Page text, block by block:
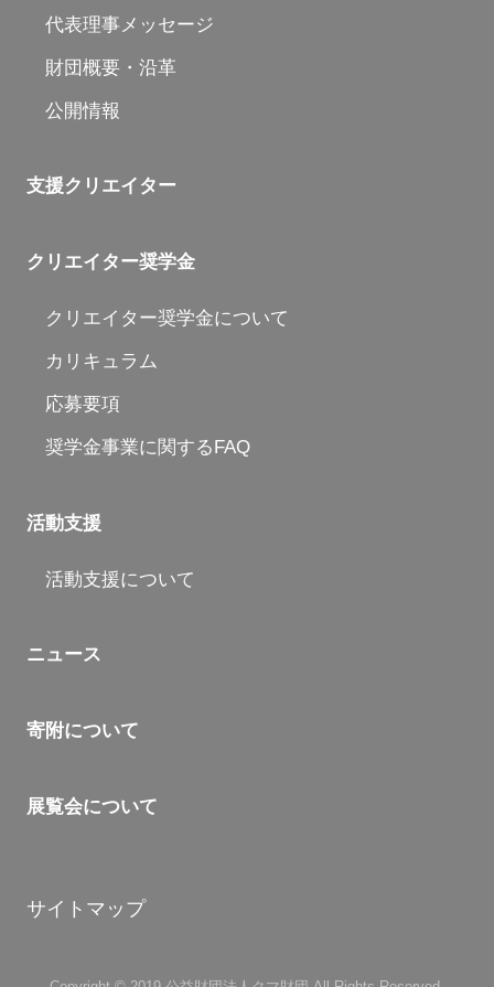
代表理事メッセージ
財団概要・沿革
公開情報
支援クリエイター
クリエイター奨学金
クリエイター奨学金について
カリキュラム
応募要項
奨学金事業に関するFAQ
活動支援
活動支援について
ニュース
寄附について
展覧会について
サイトマップ